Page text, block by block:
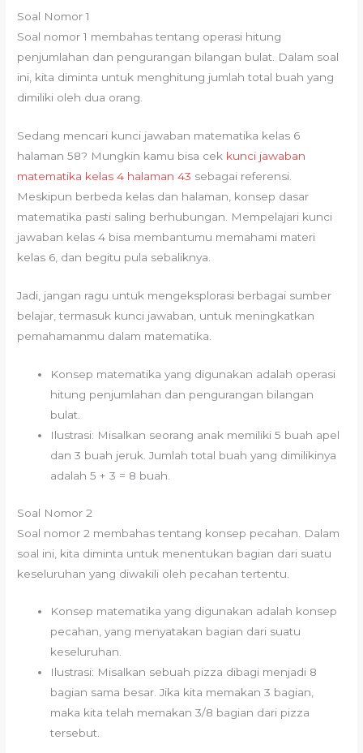
Soal Nomor 1
Soal nomor 1 membahas tentang operasi hitung
penjumlahan dan pengurangan bilangan bulat. Dalam soal
ini, kita diminta untuk menghitung jumlah total buah yang
dimiliki oleh dua orang.
Sedang mencari kunci jawaban matematika kelas 6
halaman 58? Mungkin kamu bisa cek kunci jawaban
matematika kelas 4 halaman 43 sebagai referensi.
Meskipun berbeda kelas dan halaman, konsep dasar
matematika pasti saling berhubungan. Mempelajari kunci
jawaban kelas 4 bisa membantumu memahami materi
kelas 6, dan begitu pula sebaliknya.
Jadi, jangan ragu untuk mengeksplorasi berbagai sumber
belajar, termasuk kunci jawaban, untuk meningkatkan
pemahamanmu dalam matematika.
Konsep matematika yang digunakan adalah operasi
hitung penjumlahan dan pengurangan bilangan
bulat.
Ilustrasi: Misalkan seorang anak memiliki 5 buah apel
dan 3 buah jeruk. Jumlah total buah yang dimilikinya
adalah 5 + 3 = 8 buah.
Soal Nomor 2
Soal nomor 2 membahas tentang konsep pecahan. Dalam
soal ini, kita diminta untuk menentukan bagian dari suatu
keseluruhan yang diwakili oleh pecahan tertentu.
Konsep matematika yang digunakan adalah konsep
pecahan, yang menyatakan bagian dari suatu
keseluruhan.
Ilustrasi: Misalkan sebuah pizza dibagi menjadi 8
bagian sama besar. Jika kita memakan 3 bagian,
maka kita telah memakan 3/8 bagian dari pizza
tersebut.